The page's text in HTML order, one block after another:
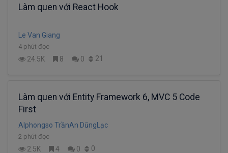
Làm quen với React Hook
Le Van Giang
4 phút đọc
24.5K 8 0 21
Làm quen với Entity Framework 6, MVC 5 Code
First
Alphongso TrầnAn DũngLạc
2 phút đọc
2.5K 4 0 0